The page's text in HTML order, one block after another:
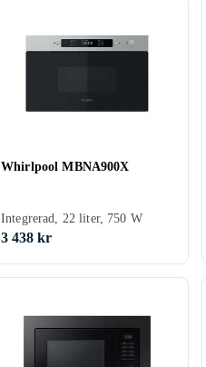
Whirlpool MBNA900X
Integrerad, 22 liter, 750 W
3 438 kr